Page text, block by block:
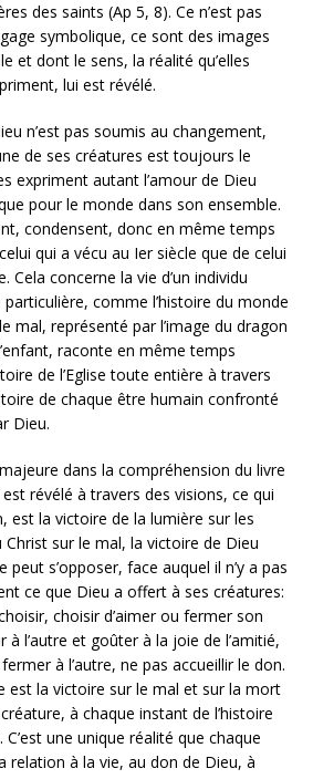
des saints (Ap 5, 8). Ce n’est pas
symbolique, ce sont des images
et dont le sens, la réalité qu’elles
lui est révélé.
n’est pas soumis au changement,
de ses créatures est toujours le
expriment autant l’amour de Dieu
pour le monde dans son ensemble.
condensent, donc en même temps
qui a vécu au Ier siècle que de celui
Cela concerne la vie d’un individu
comme l’histoire du monde
mal, représenté par l’image du dragon
raconte en même temps
de l’Eglise toute entière à travers
de chaque être humain confronté
Dieu.
dans la compréhension du livre
est révélé à travers des visions, ce qui
est la victoire de la lumière sur les
sur le mal, la victoire de Dieu
s’opposer, face auquel il n’y a pas
ce que Dieu a offert à ses créatures:
choisir d’aimer ou fermer son
l’autre et goûter à la joie de l’amitié,
à l’autre, ne pas accueillir le don.
est la victoire sur le mal et sur la mort
à chaque instant de l’histoire
une unique réalité que chaque
relation à la vie, au don de Dieu, à